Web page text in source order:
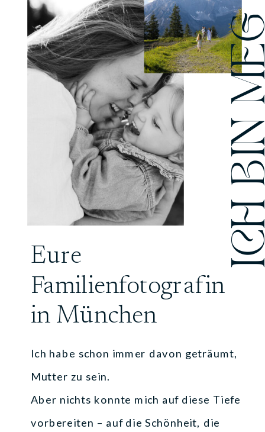
Ich habe schon immer davon geträumt,
Mutter zu sein.
Aber nichts konnte mich auf diese Tiefe
vorbereiten – auf die Schönheit, die
Eure
Familienfotografin
in München
ICH